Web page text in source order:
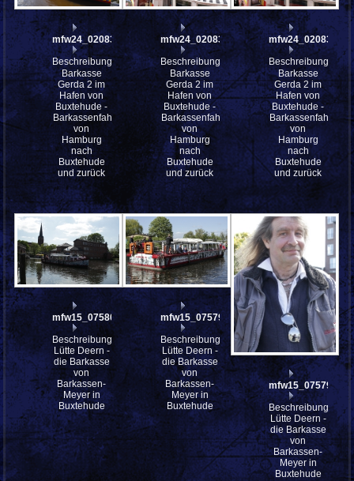
mfw24_0208363
Beschreibung:
Barkasse
Gerda 2 im
Hafen von
Buxtehude -
Barkassenfahrt
von
Hamburg
nach
Buxtehude
und zurück
mfw24_0208361
Beschreibung:
Barkasse
Gerda 2 im
Hafen von
Buxtehude -
Barkassenfahrt
von
Hamburg
nach
Buxtehude
und zurück
mfw24_0208360
Beschreibung:
Barkasse
Gerda 2 im
Hafen von
Buxtehude -
Barkassenfahrt
von
Hamburg
nach
Buxtehude
und zurück
mfw15_075802
Beschreibung:
Lütte Deern -
die Barkasse
von
Barkassen-
Meyer in
Buxtehude
mfw15_075796
Beschreibung:
Lütte Deern -
die Barkasse
von
Barkassen-
Meyer in
Buxtehude
mfw15_075790
Beschreibung:
Lütte Deern -
die Barkasse
von
Barkassen-
Meyer in
Buxtehude